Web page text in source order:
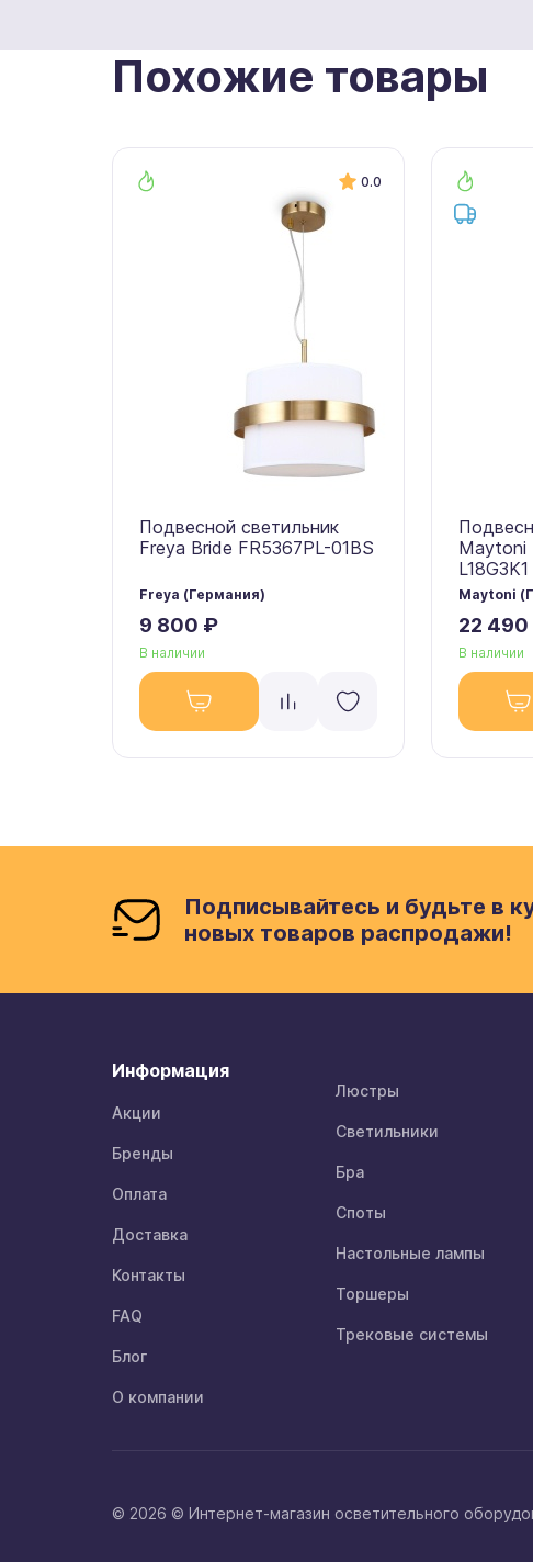
Похожие товары
0.0
Подвесной светильник
Freya Bride FR5367PL-01BS
Freya (Германия)
9 800 ₽
В наличии
Maytoni
L18G3K1
Maytoni
22
В наличии
Подписывайтесь и будьте в
новых товаров распродажи!
Информация
Акции
Бренды
Оплата
Доставка
Контакты
FAQ
Блог
О компании
Люстры
Светильники
Бра
Споты
Настольные лампы
Торшеры
Трековые системы
© 2026 © Интернет-магазин осветительного